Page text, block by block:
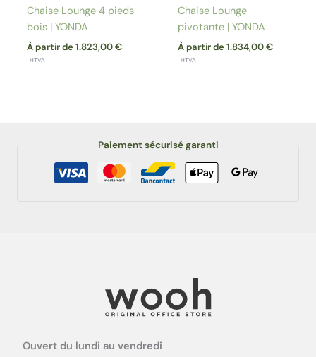
Chaise Lounge 4 pieds
bois | YONDA
À partir de1.823,00€
HTVA
Chaise Lounge
pivotante | YONDA
À partir de1.834,00€
HTVA
Paiement sécurisé garanti
Ouvert du lundi au vendredi